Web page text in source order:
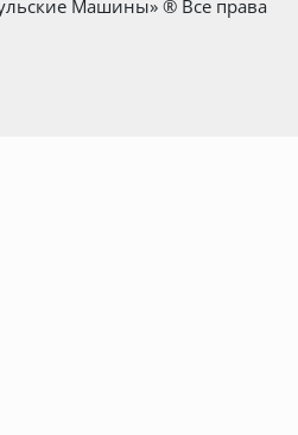
Машины» ® Все права